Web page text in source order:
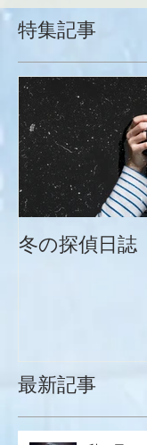
特集記事
冬の探偵日
最新記事